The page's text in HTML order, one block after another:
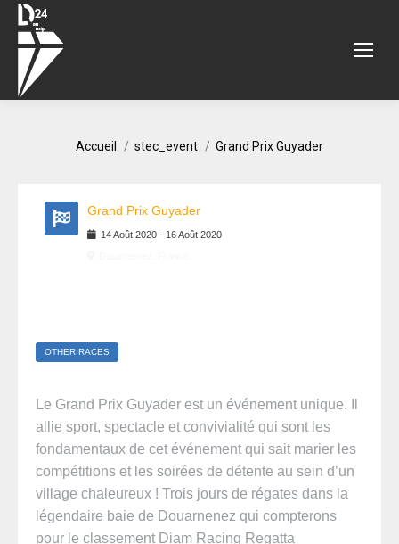
Accueil stec_event Grand Prix Guyader
Grand Prix Guyader
14Août 2020 - 16Août 2020
OTHER RACES
Le Grand Prix Guyader est un événement unique. Il
allie sport, spectacle et convivialité qui sont les
fondamentaux de cet événement qui sait marier les
compétitions et les soirées de détente au sein d’un
village chaleureux ! Trois jours de régates dans la
légendaire baie de Douarnenez qui compterons
pour le classement Diam Racing Regatta